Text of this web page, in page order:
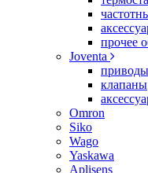
прочее
Joventa
приводы
клапаны
Omron
Siko
Wago
Yaskawa
Aplisens